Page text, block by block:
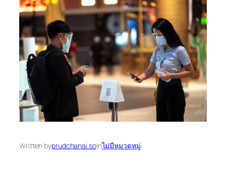
Written byprudchanai.soinไม่มีหมวดหมู่